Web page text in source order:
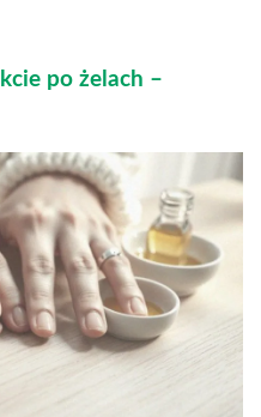
po żelach –